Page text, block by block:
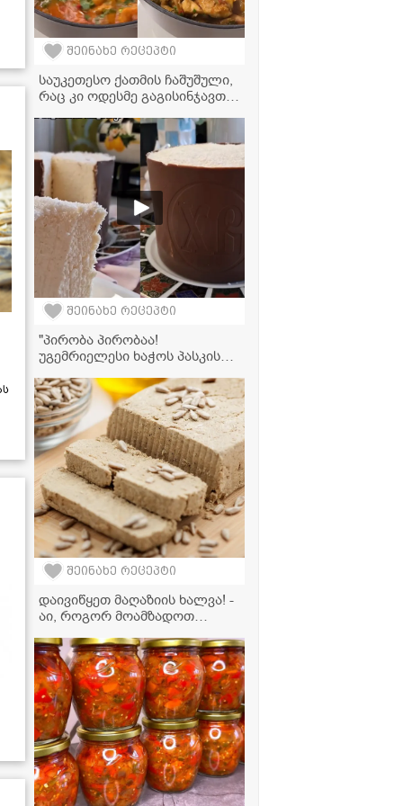
შეინახე რეცეპტი
საუკეთესო ქათმის ჩაშუშული,
რაც კი ოდესმე გაგისინჯავთ! -
შეინახე რეცეპტი
"პირობა პირობაა!
უგემრიელესი ხაჭოს პასკის
ქოქოსით..." - მკითხველის
რეცეპტი
შეინახე რეცეპტი
დაივიწყეთ მაღაზიის ხალვა! -
აი, როგორ მოამზადოთ